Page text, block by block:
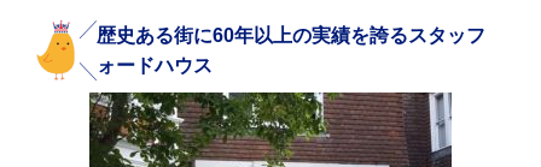
歴史ある街に60年以上の実績を誇るスタッフ
ォードハウス